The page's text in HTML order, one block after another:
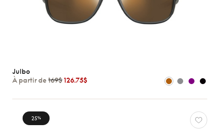
Julbo
À partir de 169$126.75$
25%